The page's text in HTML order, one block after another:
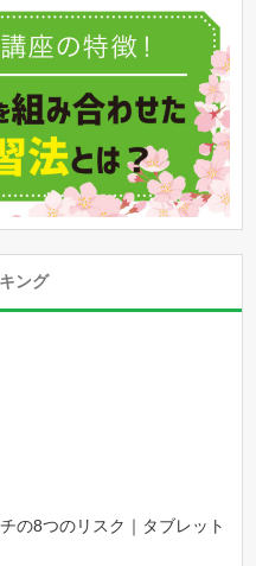
ング
の8つのリスク｜タブレット